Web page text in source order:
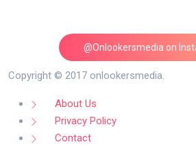
@Onlookersmedia on
Follow on
Copyright © 2017 onlookersmedia.
About Us
Privacy Policy
Contact